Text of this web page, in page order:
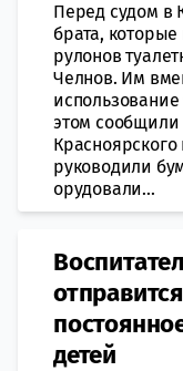
Перед судом в
брата,
рулонов
Челнов. Им
этом сообщили
Красноярского
руководили
орудовали...
детей